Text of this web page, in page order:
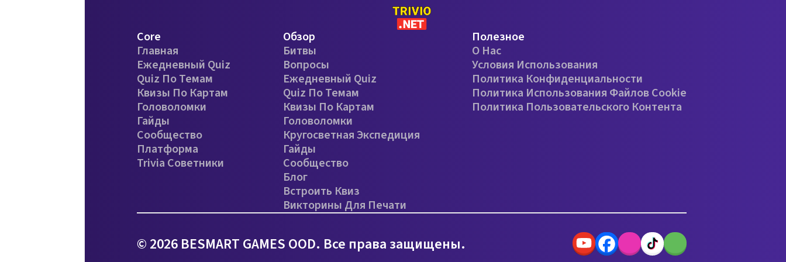
Core
Главная
Ежедневный Quiz
Quiz По Темам
Квизы По Картам
Головоломки
Гайды
Сообщество
Платформа
Trivia Советники
Обзор
Битвы
Вопросы
Ежедневный Quiz
Quiz По Темам
Квизы По Картам
Головоломки
Кругосветная Экспедиция
Гайды
Сообщество
Блог
Встроить Квиз
Викторины Для Печати
Полезное
О Нас
Условия Использования
Политика Конфиденциальности
Политика Использования Файлов Cookie
Политика Пользовательского Контента
© 2026 BESMART GAMES OOD. Все права защищены.